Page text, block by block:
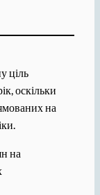
ціль
оскільки
на
на